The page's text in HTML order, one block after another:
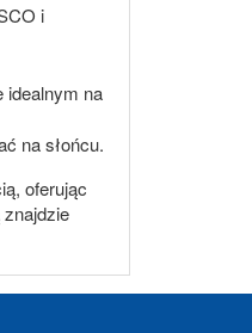
i
idealnym na
na słońcu.
oferując